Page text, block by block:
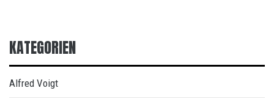
KATEGORIEN
Alfred Voigt